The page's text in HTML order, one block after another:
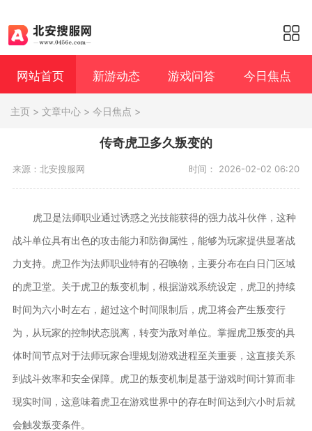
网站首页 新游动态 游戏问答 今日焦点
主页 > 文章中心 > 今日焦点 >
传奇虎卫多久叛变的
来源：北安搜服网 时间： 2026-02-02 06:20
虎卫是法师职业通过诱惑之光技能获得的强力战斗伙伴，这种
战斗单位具有出色的攻击能力和防御属性，能够为玩家提供显著战
力支持。虎卫作为法师职业特有的召唤物，主要分布在白日门区域
的虎卫堂。关于虎卫的叛变机制，根据游戏系统设定，虎卫的持续
时间为六小时左右，超过这个时间限制后，虎卫将会产生叛变行
为，从玩家的控制状态脱离，转变为敌对单位。掌握虎卫叛变的具
体时间节点对于法师玩家合理规划游戏进程至关重要，这直接关系
到战斗效率和安全保障。虎卫的叛变机制是基于游戏时间计算而非
现实时间，这意味着虎卫在游戏世界中的存在时间达到六小时后就
会触发叛变条件。